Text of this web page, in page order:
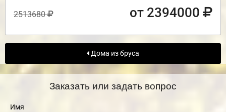
2513680 от 2394000
Дома из бруса
Заказать или задать вопрос
Имя